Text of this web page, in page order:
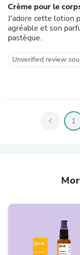
Crème pour le
J'adore cette lotion
agréable et son
pastèque.
Unverified review
chevron_left 1